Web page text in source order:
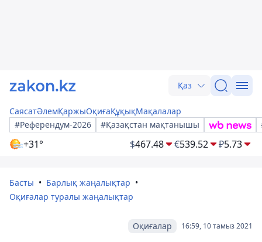
Қаз
СаясатӘлемҚаржыОқиғаҚұқықМақалалар
#Референдум-2026
#Қазақстан мақтанышы
+31° $467.48 €539.52 ₽5.73
Басты
Барлық жаңалықтар
Оқиғалар туралы жаңалықтар
16:59, 10 тамыз 2021
Оқиғалар